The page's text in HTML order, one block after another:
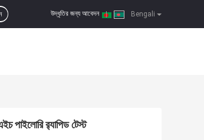
Bengali
উদ্ধৃতির জন্য আবেদন |
পাইলোরি র‍্যাপিড টেস্ট